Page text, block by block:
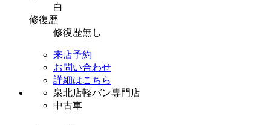
白
修復歴
修復歴無し
来店予約
お問い合わせ
詳細はこちら
泉北店軽バン専門店
中古車